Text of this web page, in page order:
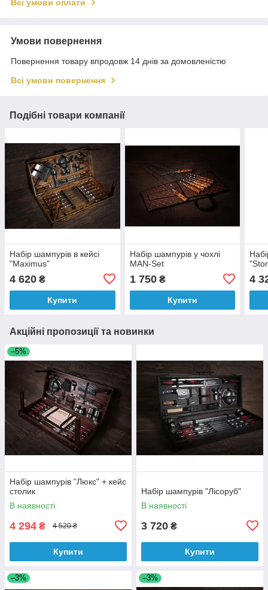
Всі умови оплати
Умови повернення
Повернення товару впродовж 14 днів за домовленістю
Всі умови повернення
Подібні товари компанії
Набір шампурів в кейсі
"Maximus"
4 620 ₴
Купити
Набір шампурів у чохлі
MAN-Set
1 750₴
Купити
4
Акційні пропозиції та новинки
–5%
Набір шампурів "Люкс" + кейс
столик
В наявності
4 294 ₴ 4 520 ₴
Купити
Набір шампурів "Лісоруб"
В наявності
3 720 ₴
Купити
–3% –3%